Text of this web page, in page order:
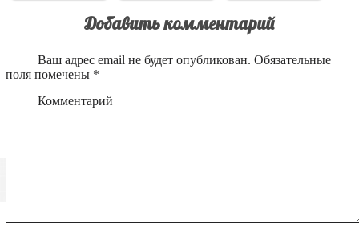
Добавить комментарий
Ваш адрес email не будет опубликован. Обязательные
поля помечены *
Комментарий